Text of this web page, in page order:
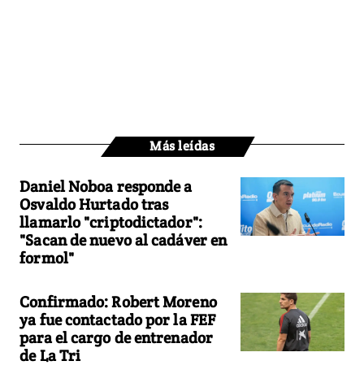
Más leídas
Daniel Noboa responde a
Osvaldo Hurtado tras
llamarlo "criptodictador":
"Sacan de nuevo al cadáver en
formol"
Confirmado: Robert Moreno
ya fue contactado por la FEF
para el cargo de entrenador
de La Tri